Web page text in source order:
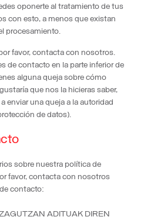
oponerte al tratamiento de tus
con esto, a menos que existan
procesamiento.
favor, contacta con nosotros.
de contacto en la parte inferior de
alguna queja sobre cómo
que nos la hicieras saber,
enviar una queja a la autoridad
de datos).
sobre nuestra política de
favor, contacta con nosotros
contacto:
ADITUAK DIREN